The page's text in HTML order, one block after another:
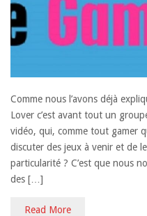
Comme nous l’avons déjà
Lover c’est avant tout un
vidéo, qui, comme tout gamer
discuter des jeux à venir et de
particularité ? C’est que nous
des […]
Read More